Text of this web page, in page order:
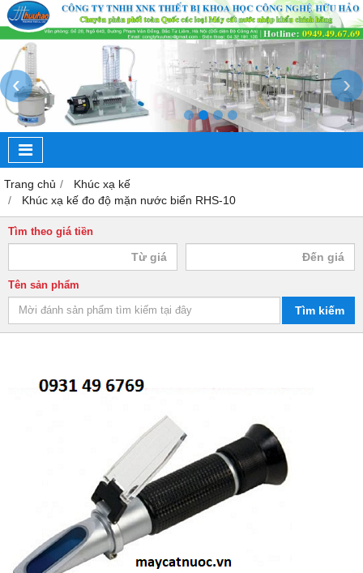
‹ ›
Trang chủ
Khúc xạ kế
Khúc xạ kế đo độ mặn nước biển RHS-10
Tìm theo giá tiền
Tên sản phẩm
Tìm kiếm